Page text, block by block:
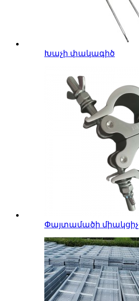
Խաչի փակագիծ
Փայտամածի միակցիչ